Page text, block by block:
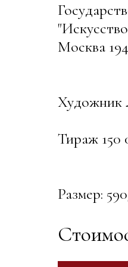
Москва
Художник
Тираж 150
Размер: